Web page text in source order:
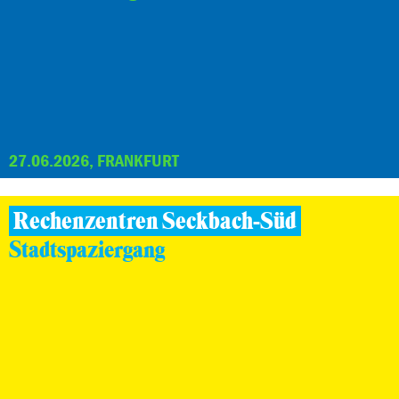
27.06.2026, FRANKFURT
Rechenzentren Seckbach-Süd
Stadtspaziergang